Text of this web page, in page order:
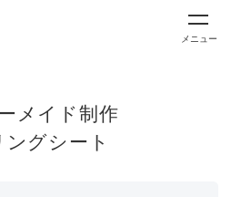
メニュー
メイド制作
ングシート